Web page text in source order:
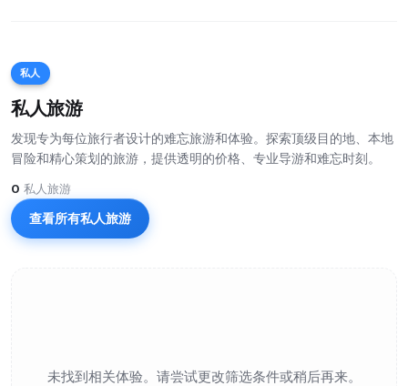
私人
私人旅游
发现专为每位旅行者设计的难忘旅游和体验。探索顶级目的地、本地
冒险和精心策划的旅游，提供透明的价格、专业导游和难忘时刻。
0 私人旅游
查看所有私人旅游
未找到相关体验。请尝试更改筛选条件或稍后再来。